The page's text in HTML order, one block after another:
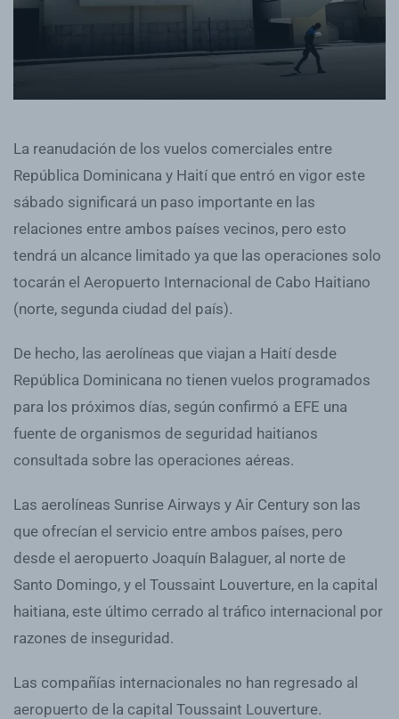
La reanudación de los vuelos comerciales entre
República Dominicana y Haití que entró en vigor este
sábado significará un paso importante en las
relaciones entre ambos países vecinos, pero esto
tendrá un alcance limitado ya que las operaciones solo
tocarán el Aeropuerto Internacional de Cabo Haitiano
(norte, segunda ciudad del país).
De hecho, las aerolíneas que viajan a Haití desde
República Dominicana no tienen vuelos programados
para los próximos días, según confirmó a EFE una
fuente de organismos de seguridad haitianos
consultada sobre las operaciones aéreas.
Las aerolíneas Sunrise Airways y Air Century son las
que ofrecían el servicio entre ambos países, pero
desde el aeropuerto Joaquín Balaguer, al norte de
Santo Domingo, y el Toussaint Louverture, en la capital
haitiana, este último cerrado al tráfico internacional por
razones de inseguridad.
Las compañías internacionales no han regresado al
aeropuerto de la capital Toussaint Louverture.